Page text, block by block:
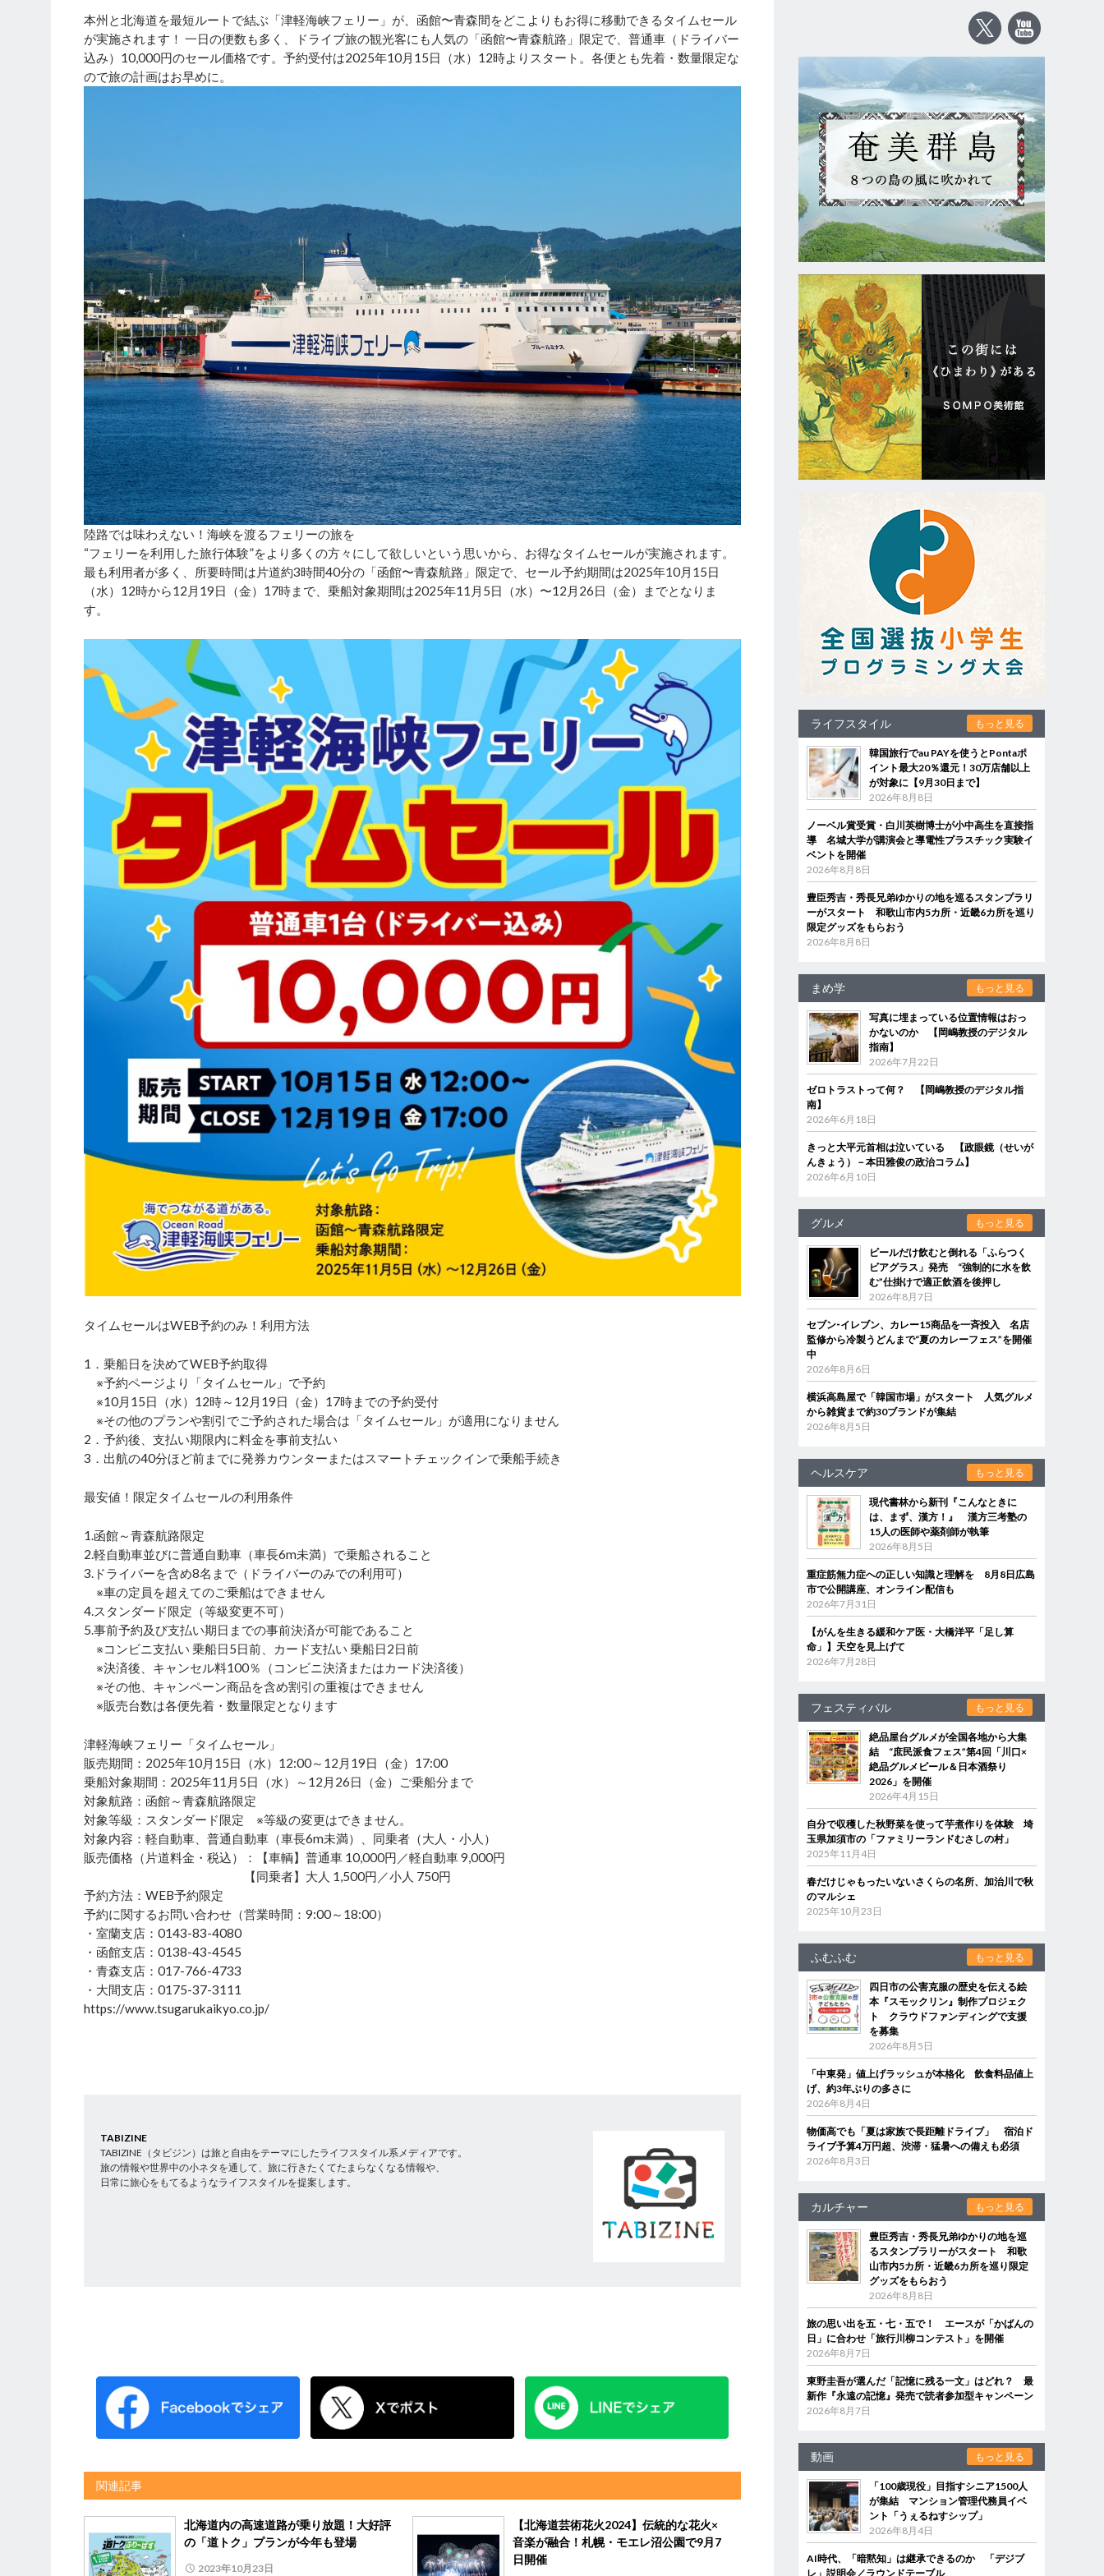
本州と北海道を最短ルートで結ぶ「津軽海峡フェリー」が、函館〜青森間をどこよりもお得に移動できるタイムセール
が実施されます！ 一日の便数も多く、ドライブ旅の観光客にも人気の「函館〜青森航路」限定で、普通車（ドライバー
込み）10,000円のセール価格です。予約受付は2025年10月15日（水）12時よりスタート。各便とも先着・数量限定な
ので旅の計画はお早めに。
陸路では味わえない！海峡を渡るフェリーの旅を
“フェリーを利用した旅行体験”をより多くの方々にして欲しいという思いから、お得なタイムセールが実施されます。
最も利用者が多く、所要時間は片道約3時間40分の「函館〜青森航路」限定で、セール予約期間は2025年10月15日
（水）12時から12月19日（金）17時まで、乗船対象期間は2025年11月5日（水）〜12月26日（金）までとなりま
す。
タイムセールはWEB予約のみ！利用方法
1．乗船日を決めてWEB予約取得
※予約ページより「タイムセール」で予約
※10月15日（水）12時～12月19日（金）17時までの予約受付
※その他のプランや割引でご予約された場合は「タイムセール」が適用になりません
2．予約後、支払い期限内に料金を事前支払い
3．出航の40分ほど前までに発券カウンターまたはスマートチェックインで乗船手続き
最安値！限定タイムセールの利用条件
1.函館～青森航路限定
2.軽自動車並びに普通自動車（車長6m未満）で乗船されること
3.ドライバーを含め8名まで（ドライバーのみでの利用可）
※車の定員を超えてのご乗船はできません
4.スタンダード限定（等級変更不可）
5.事前予約及び支払い期日までの事前決済が可能であること
※コンビニ支払い 乗船日5日前、カード支払い 乗船日2日前
※決済後、キャンセル料100％（コンビニ決済またはカード決済後）
※その他、キャンペーン商品を含め割引の重複はできません
※販売台数は各便先着・数量限定となります
津軽海峡フェリー「タイムセール」
販売期間：2025年10月15日（水）12:00～12月19日（金）17:00
乗船対象期間：2025年11月5日（水）～12月26日（金）ご乗船分まで
対象航路：函館～青森航路限定
対象等級：スタンダード限定 ※等級の変更はできません。
対象内容：軽自動車、普通自動車（車長6m未満）、同乗者（大人・小人）
販売価格（片道料金・税込）：【車輌】普通車 10,000円／軽自動車 9,000円
【同乗者】大人 1,500円／小人 750円
予約方法：WEB予約限定
予約に関するお問い合わせ（営業時間：9:00～18:00）
・室蘭支店：0143-83-4080
・函館支店：0138-43-4545
・青森支店：017-766-4733
・大間支店：0175-37-3111
https://www.tsugarukaikyo.co.jp/
TABIZINE
TABIZINE（タビジン）は旅と自由をテーマにしたライフスタイル系メディアです。
旅の情報や世界中の小ネタを通して、旅に行きたくてたまらなくなる情報や、
日常に旅心をもてるようなライフスタイルを提案します。
関連記事
北海道内の高速道路が乗り放題！大好評
の「道トク」プランが今年も登場
2023年10月23日
【北海道芸術花火2024】伝統的な花火×
音楽が融合！札幌・モエレ沼公園で9月7
日開催
ライフスタイル もっと見る
韓国旅行でau PAYを使うとPontaポ
イント最大20％還元！30万店舗以上
が対象に【9月30日まで】
2026年8月8日
ノーベル賞受賞・白川英樹博士が小中高生を直接指
導 名城大学が講演会と導電性プラスチック実験イ
ベントを開催
2026年8月8日
豊臣秀吉・秀長兄弟ゆかりの地を巡るスタンプラリ
ーがスタート 和歌山市内5カ所・近畿6カ所を巡り
限定グッズをもらおう
2026年8月8日
まめ学 もっと見る
写真に埋まっている位置情報はおっ
かないのか 【岡嶋教授のデジタル
指南】
2026年7月22日
ゼロトラストって何？ 【岡嶋教授のデジタル指
南】
2026年6月18日
きっと大平元首相は泣いている 【政眼鏡（せいが
んきょう）－本田雅俊の政治コラム】
2026年6月10日
グルメ もっと見る
ビールだけ飲むと倒れる「ふらつく
ビアグラス」発売 “強制的に水を飲
む”仕掛けで適正飲酒を後押し
2026年8月7日
セブン‐イレブン、カレー15商品を一斉投入 名店
監修から冷製うどんまで“夏のカレーフェス”を開催
中
2026年8月6日
横浜高島屋で「韓国市場」がスタート 人気グルメ
から雑貨まで約30ブランドが集結
2026年8月5日
ヘルスケア もっと見る
現代書林から新刊『こんなときに
は、まず、漢方！』 漢方三考塾の
15人の医師や薬剤師が執筆
2026年8月5日
重症筋無力症への正しい知識と理解を 8月8日広島
市で公開講座、オンライン配信も
2026年7月31日
【がんを生きる緩和ケア医・大橋洋平「足し算
命」】天空を見上げて
2026年7月28日
フェスティバル もっと見る
絶品屋台グルメが全国各地から大集
結 “庶民派食フェス”第4回「川口×
絶品グルメビール＆日本酒祭り
2026」を開催
2026年4月15日
自分で収穫した秋野菜を使って芋煮作りを体験 埼
玉県加須市の「ファミリーランドむさしの村」
2025年11月4日
春だけじゃもったいないさくらの名所、加治川で秋
のマルシェ
2025年10月23日
ふむふむ もっと見る
四日市の公害克服の歴史を伝える絵
本『スモックリン』制作プロジェク
ト クラウドファンディングで支援
を募集
2026年8月5日
「中東発」値上げラッシュが本格化 飲食料品値上
げ、約3年ぶりの多さに
2026年8月4日
物価高でも「夏は家族で長距離ドライブ」 宿泊ド
ライブ予算4万円超、渋滞・猛暑への備えも必須
2026年8月3日
カルチャー もっと見る
豊臣秀吉・秀長兄弟ゆかりの地を巡
るスタンプラリーがスタート 和歌
山市内5カ所・近畿6カ所を巡り限定
グッズをもらおう
2026年8月8日
旅の思い出を五・七・五で！ エースが「かばんの
日」に合わせ「旅行川柳コンテスト」を開催
2026年8月7日
東野圭吾が選んだ「記憶に残る一文」はどれ？ 最
新作『永遠の記憶』発売で読者参加型キャンペーン
2026年8月7日
動画 もっと見る
「100歳現役」目指すシニア1500人
が集結 マンション管理代務員イベ
ント「うぇるねすシップ」
2026年8月4日
AI時代、「暗黙知」は継承できるのか 「デジブ
レ」説明会／ラウンドテーブル